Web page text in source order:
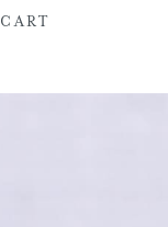
CART